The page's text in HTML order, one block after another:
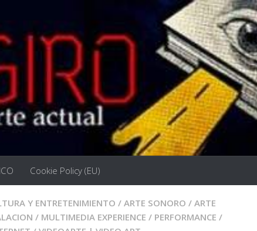
Cookie Policy (EU)
Y ENTRETENIMIENTO / ARTE SONORO / ARTE
/ MULTIMEDIA EXPERIENCE / PERFORMANCE /